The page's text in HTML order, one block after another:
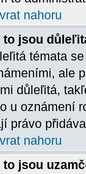
nahoru
to jsou
témata
ale
důleľitá,
u oznámení
právo
nahoru
to jsou